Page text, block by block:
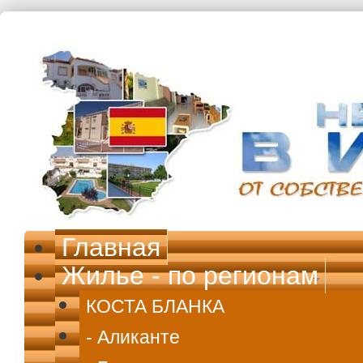
Перейти к основному содержанию
Главная
Жилье - по регионам
КОСТА БЛАНКА
- Аликанте